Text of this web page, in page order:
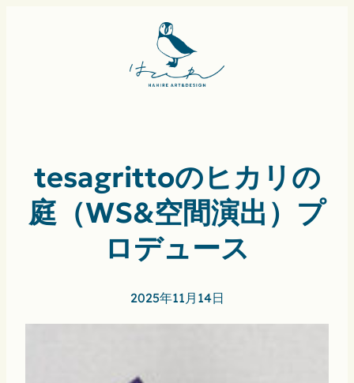
tesagrittoのヒカリの
庭（WS&空間演出）プ
ロデュース
2025年11月14日